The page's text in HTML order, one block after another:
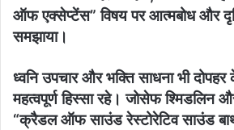
ऑफ एक्सेप्टेंस” विषय पर आत्मबोध और
समझाया।
ध्वनि उपचार और भक्ति साधना भी
महत्वपूर्ण हिस्सा रहे। जोसेफ श्मिडलिन
“क्रैडल ऑफ साउंड रेस्टोरेटिव साउंड